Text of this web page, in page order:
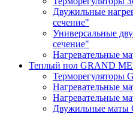
Двужильные
сечение"
Универсальные
сечение"
Нагревательные
Теплый пол GRAND
Терморегуляторы
Нагревательные
Нагревательные
Двужильные маты